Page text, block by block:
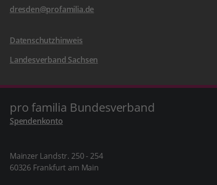
dresden@profamilia.de
Datenschutzhinweis
Landesverband Sachsen
pro familia Bundesverband
Spendenkonto
Mainzer Landstr. 250 - 254
60326 Frankfurt am Main